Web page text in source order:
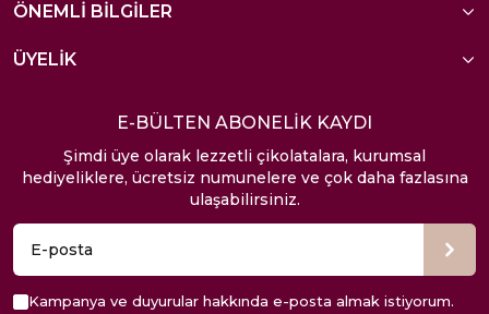
ÖNEMLİ BİLGİLER
ÜYELİK
E-BÜLTEN ABONELİK KAYDI
Şimdi üye olarak lezzetli çikolatalara, kurumsal
hediyeliklere, ücretsiz numunelere ve çok daha fazlasına
ulaşabilirsiniz.
Kampanya ve duyurular hakkında e-posta almak istiyorum.